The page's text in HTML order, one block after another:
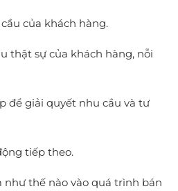
của khách hàng.
thật sự của khách hàng, nỗi
để giải quyết nhu cầu và tư
tiếp theo.
thế nào vào quá trình bán